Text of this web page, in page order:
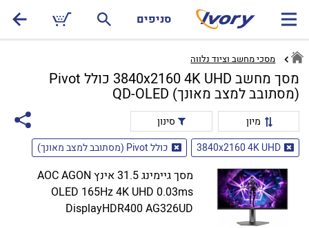
סניפים
מסכי מחשב וציוד נלווה
מסך מחשב 3840x2160 4K UHD כולל Pivot
(מסתובב למצב מאונך) QD-OLED
מיון
סינון
3840x2160 4K UHD
כולל Pivot (מסתובב למצב מאונך)
מסך גיימינג 31.5 אינץ AOC AGON
OLED 165Hz 4K UHD 0.03ms
DisplayHDR400 AG326UD